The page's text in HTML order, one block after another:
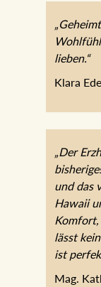
lieben.“
Klara
„Der
und das
Hawaii
lässt